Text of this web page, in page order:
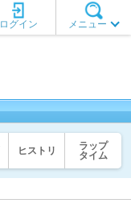
メニュー
ログイン
ヒストリ
ラップ
タイム